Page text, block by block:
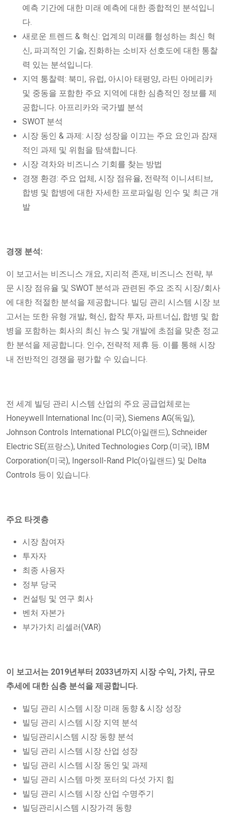
예측 기간에 대한 미래 예측에 대한 종합적인 분석입니
다.
새로운 트렌드 & 혁신: 업계의 미래를 형성하는 최신 혁
신, 파괴적인 기술, 진화하는 소비자 선호도에 대한 통찰
력 있는 분석입니다.
지역 통찰력: 북미, 유럽, 아시아 태평양, 라틴 아메리카
및 중동을 포함한 주요 지역에 대한 심층적인 정보를 제
공합니다. 아프리카와 국가별 분석
SWOT 분석
시장 동인 & 과제: 시장 성장을 이끄는 주요 요인과 잠재
적인 과제 및 위험을 탐색합니다.
시장 격차와 비즈니스 기회를 찾는 방법
경쟁 환경: 주요 업체, 시장 점유율, 전략적 이니셔티브,
합병 및 합병에 대한 자세한 프로파일링 인수 및 최근 개
발
경쟁 분석:
이 보고서는 비즈니스 개요, 지리적 존재, 비즈니스 전략, 부
문 시장 점유율 및 SWOT 분석과 관련된 주요 조직 시장/회사
에 대한 적절한 분석을 제공합니다. 빌딩 관리 시스템 시장 보
고서는 또한 유형 개발, 혁신, 합작 투자, 파트너십, 합병 및 합
병을 포함하는 회사의 최신 뉴스 및 개발에 초점을 맞춘 정교
한 분석을 제공합니다. 인수, 전략적 제휴 등. 이를 통해 시장
내 전반적인 경쟁을 평가할 수 있습니다.
전 세계 빌딩 관리 시스템 산업의 주요 공급업체로는
Honeywell International Inc.(미국), Siemens AG(독일),
Johnson Controls International PLC(아일랜드), Schneider
Electric SE(프랑스), United Technologies Corp.(미국), IBM
Corporation(미국), Ingersoll-Rand Plc(아일랜드) 및 Delta
Controls 등이 있습니다.
주요 타겟층
시장 참여자
투자자
최종 사용자
정부 당국
컨설팅 및 연구 회사
벤처 자본가
부가가치 리셀러(VAR)
이 보고서는 2019년부터 2033년까지 시장 수익, 가치, 규모
추세에 대한 심층 분석을 제공합니다.
빌딩 관리 시스템 시장 미래 동향 & 시장 성장
빌딩 관리 시스템 시장 지역 분석
빌딩관리시스템 시장 동향 분석
빌딩 관리 시스템 시장 산업 성장
빌딩 관리 시스템 시장 동인 및 과제
빌딩 관리 시스템 마켓 포터의 다섯 가지 힘
빌딩 관리 시스템 시장 산업 수명주기
빌딩관리시스템 시장가격 동향